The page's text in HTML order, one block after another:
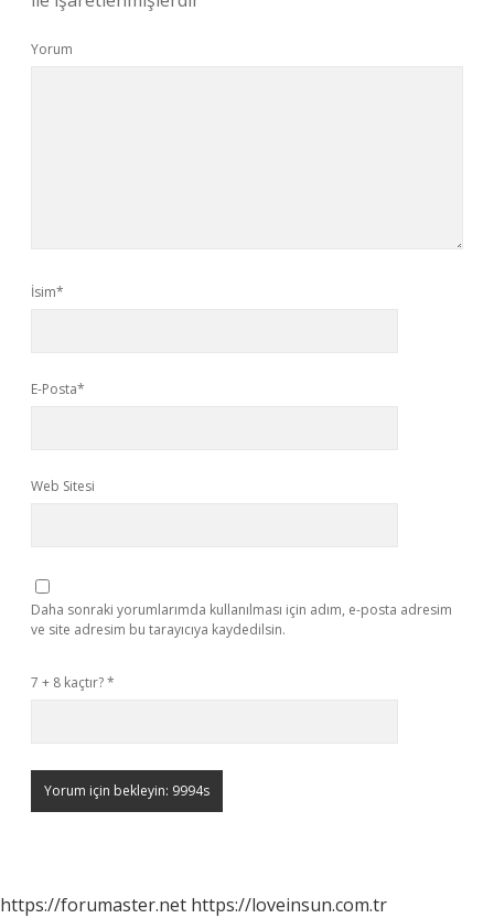
Yorum
İsim*
E-Posta*
Web Sitesi
Daha sonraki yorumlarımda kullanılması için adım, e-posta adresim
ve site adresim bu tarayıcıya kaydedilsin.
7 + 8 kaçtır?*
https://forumaster.net https://loveinsun.com.tr